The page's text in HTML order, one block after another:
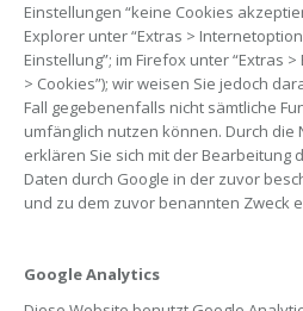
Einstellungen “keine Cookies
Explorer unter “Extras >
Einstellung”; im Firefox unter “Extras
> Cookies”); wir weisen Sie jedoch
Fall gegebenenfalls nicht sämtliche
umfänglich nutzen können. Durch die
erklären Sie sich mit der Bearbeitung
Daten durch Google in der zuvor
und zu dem zuvor benannten Zweck
Google Analytics